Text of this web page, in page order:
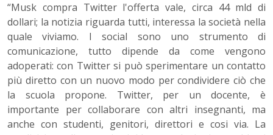
“Musk compra Twitter l'offerta vale, circa 44 mld di
dollari; la notizia riguarda tutti, interessa la società nella
quale viviamo. I social sono uno strumento di
comunicazione, tutto dipende da come vengono
adoperati: con Twitter si può sperimentare un contatto
più diretto con un nuovo modo per condividere ciò che
la scuola propone. Twitter, per un docente, è
importante per collaborare con altri insegnanti, ma
anche con studenti, genitori, direttori e cosi via. La